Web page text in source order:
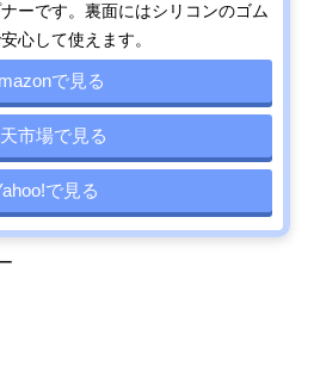
ーです。裏面にはシリコンのゴム
心して使えます。
で見る
市場で見る
で見る